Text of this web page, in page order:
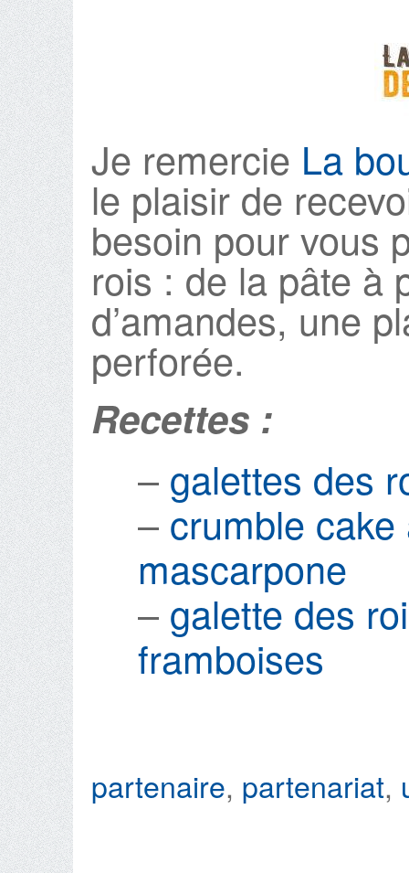
Je remercie La
le plaisir de
besoin pour vous
rois : de la pâte à
d’amandes, une
perforée.
Recettes :
– galettes des
– crumble cake
mascarpone
– galette des
framboises
partenaire, partenariat,